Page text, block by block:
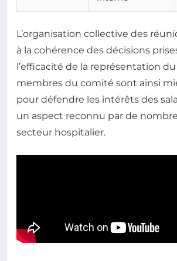
L’organisation collective des
à la cohérence des décisions
l’efficacité de la représentation
membres du comité sont ainsi
pour défendre les intérêts des
un aspect reconnu par de
secteur hospitalier.